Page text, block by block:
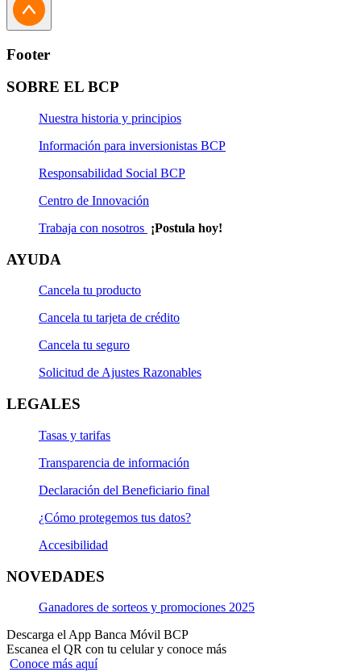
Footer
SOBRE EL BCP
Nuestra historia y principios
Información para inversionistas BCP
Responsabilidad Social BCP
Centro de Innovación
Trabaja con nosotros ¡Postula hoy!
AYUDA
Cancela tu producto
Cancela tu tarjeta de crédito
Cancela tu seguro
Solicitud de Ajustes Razonables
LEGALES
Tasas y tarifas
Transparencia de información
Declaración del Beneficiario final
¿Cómo protegemos tus datos?
Accesibilidad
NOVEDADES
Ganadores de sorteos y promociones 2025
Descarga el App Banca Móvil BCP
Escanea el QR con tu celular y conoce más
Conoce más aquí